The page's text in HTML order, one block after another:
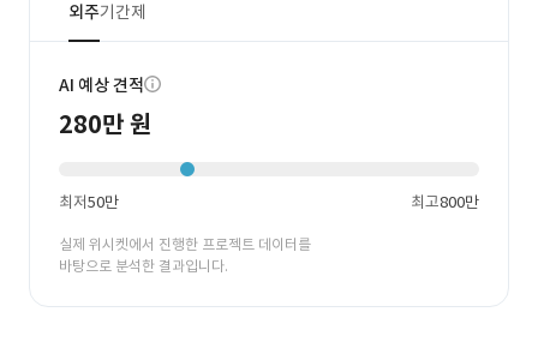
외주기간제
AI 예상 견적
280만 원
최저50만 최고800만
실제 위시켓에서 진행한 프로젝트 데이터를
바탕으로 분석한 결과입니다.